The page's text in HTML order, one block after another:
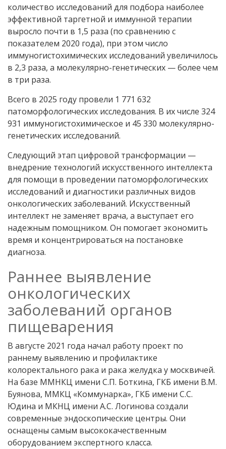
количество исследований для подбора наиболее
эффективной таргетной и иммунной терапии
выросло почти в 1,5 раза (по сравнению с
показателем 2020 года), при этом число
иммуногистохимических исследований увеличилось
в 2,3 раза, а молекулярно-генетических — более чем
в три раза.
Всего в 2025 году провели 1 771 632
патоморфологических исследования. В их числе 324
931 иммуногистохимическое и 45 330 молекулярно-
генетических исследований.
Следующий этап цифровой трансформации —
внедрение технологий искусственного интеллекта
для помощи в проведении патоморфологических
исследований и диагностики различных видов
онкологических заболеваний. Искусственный
интеллект не заменяет врача, а выступает его
надежным помощником. Он помогает экономить
время и концентрироваться на постановке
диагноза.
Раннее выявление
онкологических
заболеваний органов
пищеварения
В августе 2021 года начал работу проект по
раннему выявлению и профилактике
колоректального рака и рака желудка у москвичей.
На базе ММНКЦ имени С.П. Боткина, ГКБ имени В.М.
Буянова, ММКЦ «Коммунарка», ГКБ имени С.С.
Юдина и МКНЦ имени А.С. Логинова создали
современные эндоскопические центры. Они
оснащены самым высококачественным
оборудованием экспертного класса.